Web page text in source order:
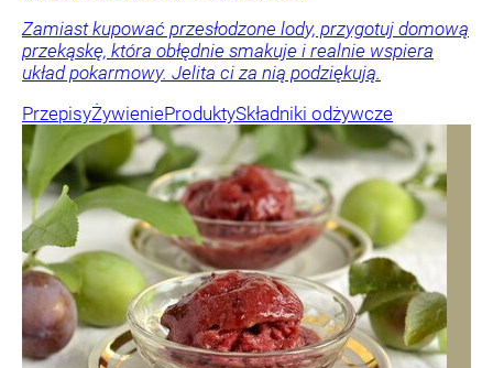
Zamiast kupować przesłodzone lody, przygotuj domową
przekąskę, która obłędnie smakuje i realnie wspiera
układ pokarmowy. Jelita ci za nią podziękują.
PrzepisyŻywienieProduktySkładniki odżywcze